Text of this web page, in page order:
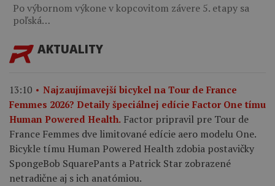
Po výbornom výkone v kopcovitom závere 5. etapy sa
poľská…
AKTUALITY
13:10
Najzaujímavejší bicykel na Tour de France
Femmes 2026? Detaily špeciálnej edície Factor One tímu
Human Powered Health. Factor pripravil pre Tour de
France Femmes dve limitované edície aero modelu One.
Bicykle tímu Human Powered Health zdobia postavičky
SpongeBob SquarePants a Patrick Star zobrazené
netradične aj s ich anatómiou.